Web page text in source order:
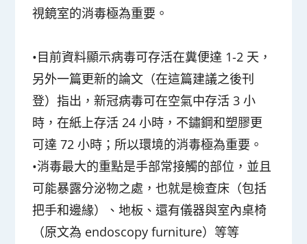
視鏡室的消毒極為重要。
•目前資料顯示病毒可存活在糞便達 1-2 天，
另外一篇更新的論文（在這篇建議之後刊
登）指出，新冠病毒可在空氣中存活 3 小
時，在紙上存活 24 小時，不鏽鋼和塑膠更
可達 72 小時；所以環境的消毒極為重要。
•消毒最大的重點是手部常接觸的部位，並且
可能暴露分泌物之處，也就是檢查床（包括
把手和邊緣）、地板、還有儀器與室內桌椅
（原文為 endoscopy furniture）等等